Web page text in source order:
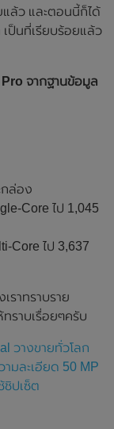
แล้ว และตอนนี้ก็ได้
ป็นที่เรียบร้อยแล้ว
จากฐานข้อมูล
กล่อง
Core ไป 1,045
Core ไป 3,637
ราทราบราย
ราบเรื่อยๆครับ
วางขายทั่วโลก
มละเอียด 50 MP
ชิปเซ็ต